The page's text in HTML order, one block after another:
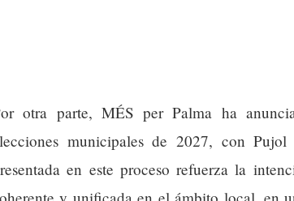
otra parte, MÉS per Palma ha
municipales de 2027, con
en este proceso refuerza la